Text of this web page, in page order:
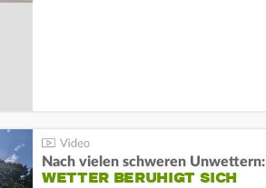
Nach vielen schweren Unwettern:
WETTER BERUHIGT SICH